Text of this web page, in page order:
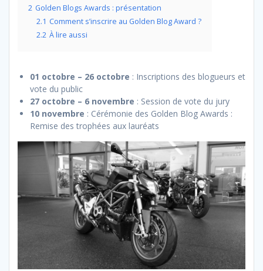
2 Golden Blogs Awards : présentation
2.1 Comment s’inscrire au Golden Blog Award ?
2.2 À lire aussi
01 octobre – 26 octobre : Inscriptions des blogueurs et
vote du public
27 octobre – 6 novembre : Session de vote du jury
10 novembre : Cérémonie des Golden Blog Awards :
Remise des trophées aux lauréats ​